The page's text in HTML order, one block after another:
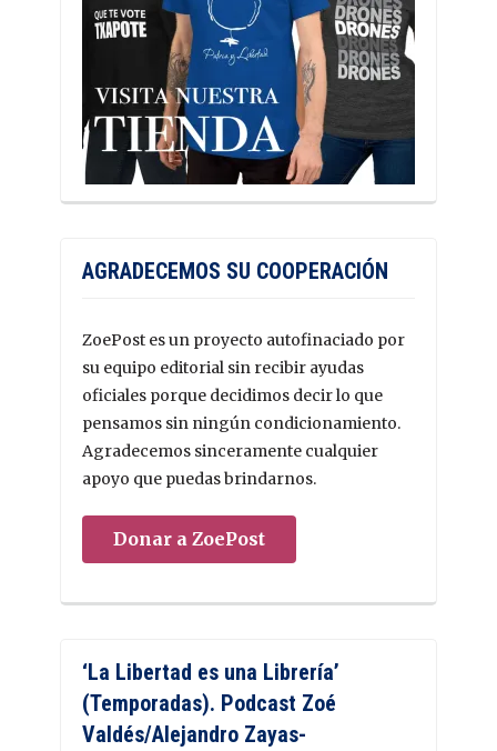
AGRADECEMOS SU COOPERACIÓN
ZoePost es un proyecto autofinaciado por
su equipo editorial sin recibir ayudas
oficiales porque decidimos decir lo que
pensamos sin ningún condicionamiento.
Agradecemos sinceramente cualquier
apoyo que puedas brindarnos.
Donar a ZoePost
‘La Libertad es una Librería’
(Temporadas). Podcast Zoé
Valdés/Alejandro Zayas-